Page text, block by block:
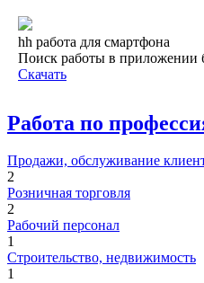
hh работа для смартфона
Поиск работы в приложении
Скачать
Работа по
Продажи, обслуживание
2
Розничная торговля
2
Рабочий персонал
1
Строительство, недвижимость
1